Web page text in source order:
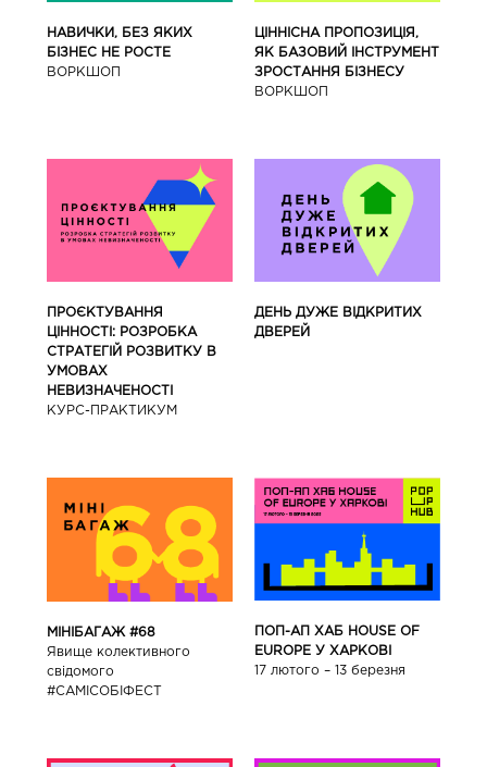
НАВИЧКИ, БЕЗ ЯКИХ
БІЗНЕС НЕ РОСТЕ
ВОРКШОП
ЦІННІСНА ПРОПОЗИЦІЯ,
ЯК БАЗОВИЙ ІНСТРУМЕНТ
ЗРОСТАННЯ БІЗНЕСУ
ВОРКШОП
ПРОЄКТУВАННЯ
ЦІННОСТІ: РОЗРОБКА
СТРАТЕГІЙ РОЗВИТКУ В
УМОВАХ
НЕВИЗНАЧЕНОСТІ
КУРС-ПРАКТИКУМ
ДЕНЬ ДУЖЕ ВІДКРИТИХ
ДВЕРЕЙ
МІНІБАГАЖ #68
Явище колективного
свідомого
#САМІСОБІФЕСТ
ПОП-АП ХАБ HOUSE OF
EUROPE У ХАРКОВІ
17 лютого – 13 березня